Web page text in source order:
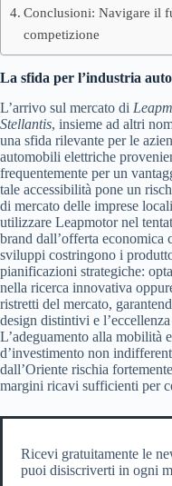
Conclusioni: Navigare il
competizione
La sfida per l’industria
L’arrivo sul mercato di
Stellantis, insieme ad altri
una sfida rilevante per le
automobili elettriche
frequentemente per un
tale accessibilità pone un
di mercato delle imprese
utilizzare Leapmotor nel
brand dall’offerta economica
sviluppi costringono i
pianificazioni strategiche:
nella ricerca innovativa
ristretti del mercato,
design distintivi e
L’adeguamento alla mobilità
d’investimento non
dall’Oriente rischia
margini ricavi sufficienti per
Ricevi gratuitamente le
puoi disiscriverti in ogni